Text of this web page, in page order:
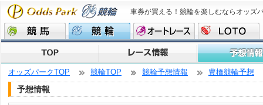
車券が買える！競輪を楽しむならオッズ
オッズパークTOP 競輪TOP 競輪予想情報 豊橋競輪予想
予想情報